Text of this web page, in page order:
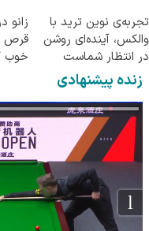
تجربه‌ی نوین ترید با
والکس، آینده‌ای روشن
در انتظار شماست
زانو
قرص
خوب
زنده پیشنهادی